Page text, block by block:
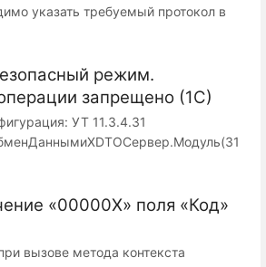
указать требуемый протокол в
режим.
запрещено (1С)
УТ 11.3.4.31
«00000X» поля «Код»
вызове метода контекста